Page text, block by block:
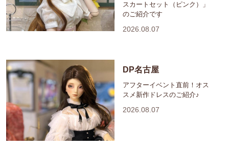
スカートセット（ピンク）」
のご紹介です
2026.08.07
DP名古屋
アフターイベント直前！オス
スメ新作ドレスのご紹介♪
2026.08.07